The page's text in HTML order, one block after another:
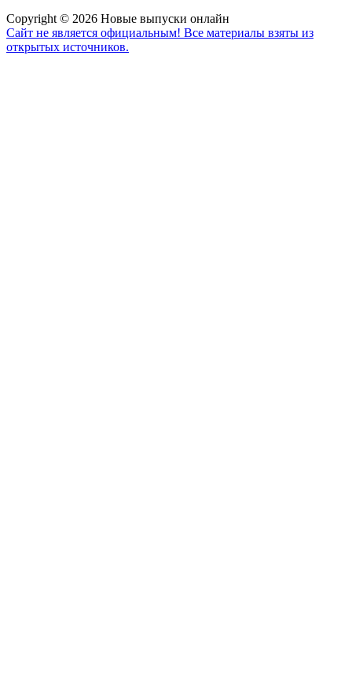
Copyright © 2026 Новые выпуски онлайн
Сайт не является официальным! Все материалы взяты из
открытых источников.